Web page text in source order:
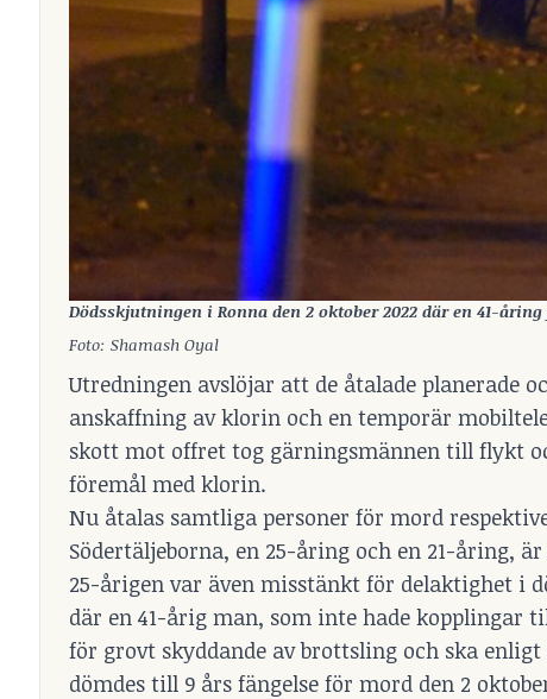
Dödsskjutningen i Ronna den 2 oktober 2022 där en 41-
Foto: Shamash Oyal
Utredningen avslöjar att de åtalade planerade
anskaffning av klorin och en temporär
skott mot offret tog gärningsmännen till flykt
föremål med klorin.
Nu åtalas samtliga personer för mord
Södertäljeborna, en 25-åring och en 21-åring,
25-årigen var även misstänkt för delaktighet i
där en 41-årig man, som inte hade
för grovt skyddande av brottsling och ska
dömdes till 9 års fängelse för mord den 2